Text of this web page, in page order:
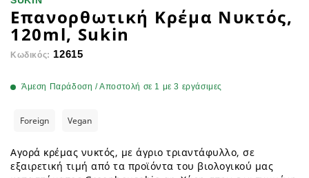
Επανορθωτική Κρέμα Νυκτός,
120ml, Sukin
Κωδικός: 12615
Άμεση Παράδοση / Αποστολή σε 1 με 3 εργάσιμες
Foreign Vegan
Αγορά κρέμας νυκτός, με άγριο τριαντάφυλλο, σε
εξαιρετική τιμή από τα προϊόντα του βιολογικού μας